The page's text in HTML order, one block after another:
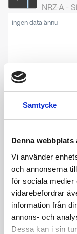
Samtycke
Denna webbplats
Vi använder
och annonserna
för sociala medier
vidarebefordrar
information från
annons- och
Dessa kan i sin
NRZ-A -
ingen data ännu
24t